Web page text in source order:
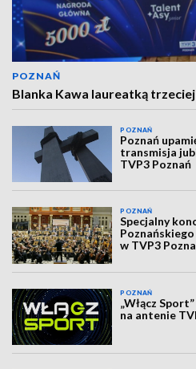
POZNAŃ
Blanka Kawa laureatką
POZNAŃ
Poznań
transmisja
TVP3 Poznań
POZNAŃ
Specjalny
w TVP3
POZNAŃ
„Włącz
na antenie